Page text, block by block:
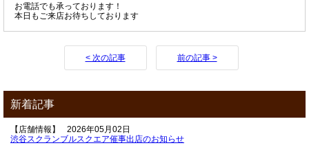
お電話でも承っております！
本日もご来店お待ちしております
< 次の記事 前の記事 >
新着記事
【店舗情報】
2026年05月02日
渋谷スクランブルスクエア催事出店のお知らせ